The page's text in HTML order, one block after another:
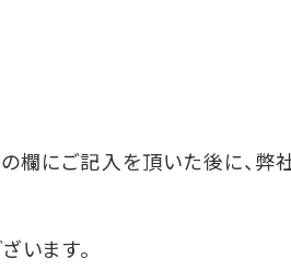
欄にご記入を頂いた後に、弊
います。